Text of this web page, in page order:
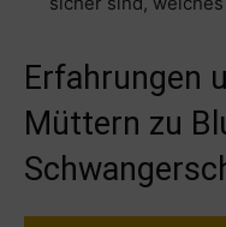
Erfahrungen
Müttern zu